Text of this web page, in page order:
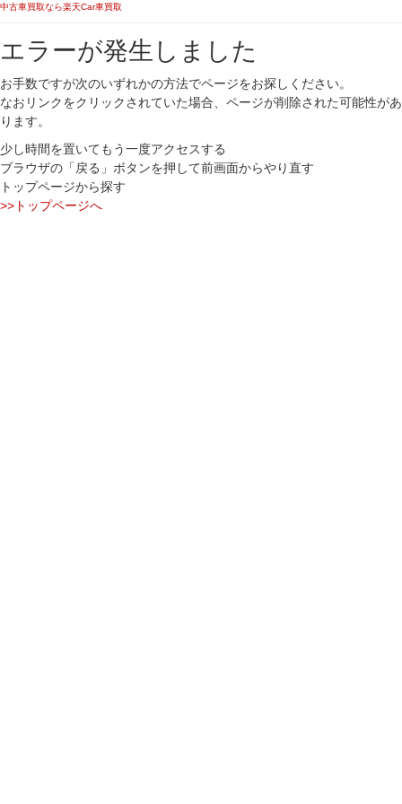
中古車買取なら楽天Car車買取
エラーが発生しました
お手数ですが次のいずれかの方法でページをお探しください。
なおリンクをクリックされていた場合、ページが削除された可能性があ
ります。
少し時間を置いてもう一度アクセスする
ブラウザの「戻る」ボタンを押して前画面からやり直す
トップページから探す
>>トップページへ